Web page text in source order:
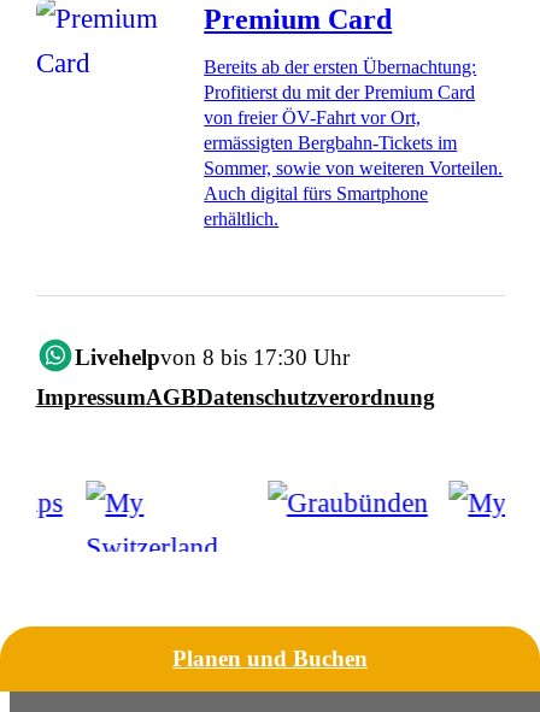
Premium Card
Bereits ab der ersten Übernachtung:
Profitierst du mit der Premium Card
von freier ÖV-Fahrt vor Ort,
ermässigten Bergbahn-Tickets im
Sommer, sowie von weiteren Vorteilen.
Auch digital fürs Smartphone
erhältlich.
Livehelpvon 8 bis 17:30 Uhr
ImpressumAGBDatenschutzverordnung
Planen und Buchen